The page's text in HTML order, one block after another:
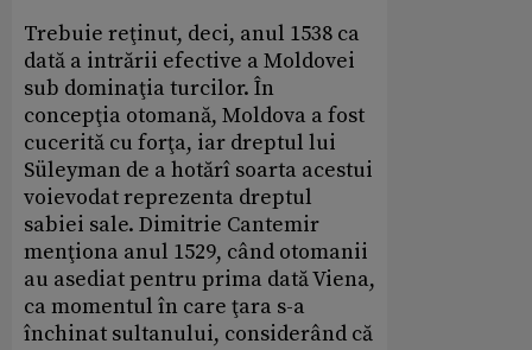
Trebuie reţinut, deci, anul 1538 ca
dată a intrării efective a Moldovei
sub dominaţia turcilor. În
concepţia otomană, Moldova a fost
cucerită cu forţa, iar dreptul lui
Süleyman de a hotărî soarta acestui
voievodat reprezenta dreptul
sabiei sale. Dimitrie Cantemir
menţiona anul 1529, când otomanii
au asediat pentru prima dată Viena,
ca momentul în care ţara s-a
închinat sultanului, considerând că